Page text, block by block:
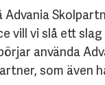
vill vi slå ett
använda
som även